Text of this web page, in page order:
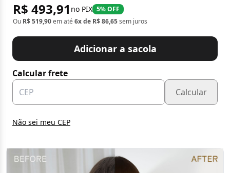
R$ 493,91 no PIX 5% OFF
Ou R$ 519,90em até6x de R$ 86,65sem juros
Adicionar a sacola
Calcular frete
Calcular
Não sei meu CEP